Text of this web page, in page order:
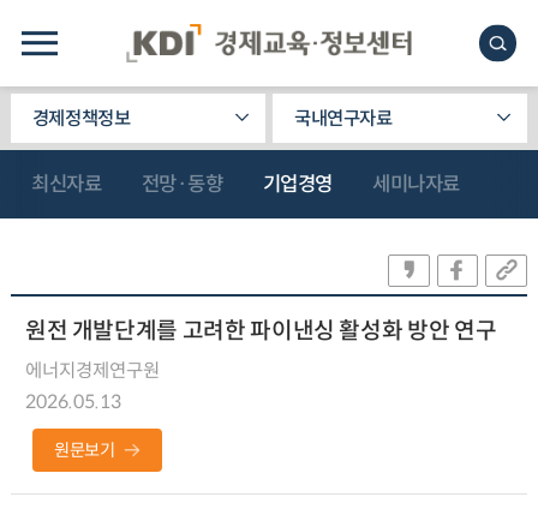
경제정책정보 국내연구자료
최신자료 전망·동향 기업경영 세미나자료
원전 개발단계를 고려한 파이낸싱 활성화 방안 연구
에너지경제연구원
2026.05.13
원문보기